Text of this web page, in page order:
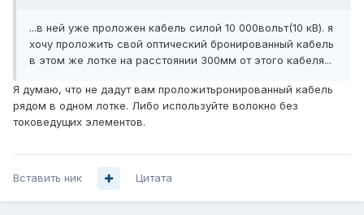
...в ней уже проложен кабель силой 10 000вольт(10 кВ). я
хочу проложить свой оптический бронированный кабель
в этом же лотке на расстоянии 300мм от этого кабеля...
Я думаю, что не дадут вам проложитьронированный кабель
рядом в одном лотке. Либо используйте волокно без
токоведущих элементов.
Вставить ник Цитата